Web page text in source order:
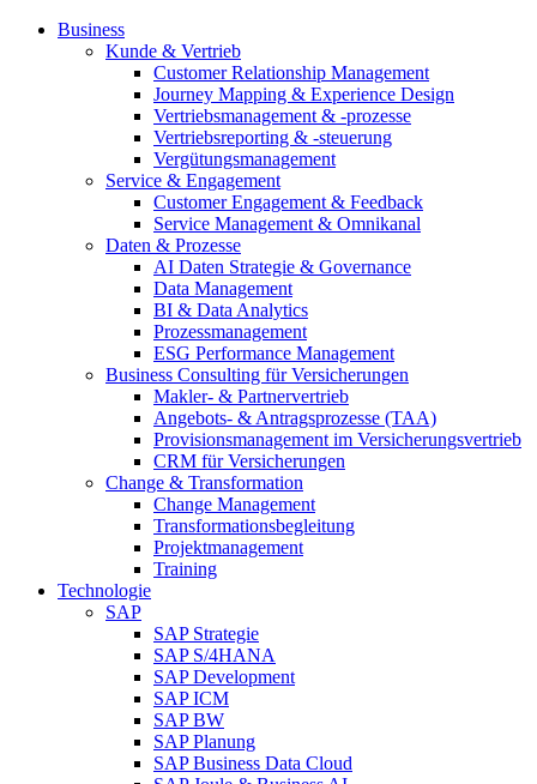
Business
Kunde & Vertrieb
Customer Relationship Management
Journey Mapping & Experience Design
Vertriebsmanagement & -prozesse
Vertriebsreporting & -steuerung
Vergütungsmanagement
Service & Engagement
Customer Engagement & Feedback
Service Management & Omnikanal
Daten & Prozesse
AI Daten Strategie & Governance
Data Management
BI & Data Analytics
Prozessmanagement
ESG Performance Management
Business Consulting für Versicherungen
Makler- & Partnervertrieb
Angebots- & Antragsprozesse (TAA)
Provisionsmanagement im Versicherungsvertrieb
CRM für Versicherungen
Change & Transformation
Change Management
Transformationsbegleitung
Projektmanagement
Training
Technologie
SAP
SAP Strategie
SAP S/4HANA
SAP Development
SAP ICM
SAP BW
SAP Planung
SAP Business Data Cloud